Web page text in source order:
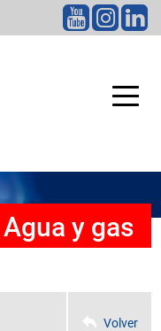
Agua y gas
Volver